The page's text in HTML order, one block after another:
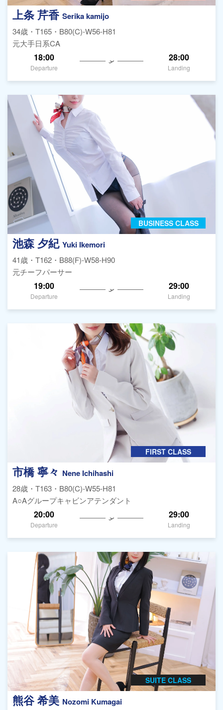
上条 芹香 Serika kamijo
34歳・T165・B80(C)-W56-H81
元大手日系CA
18:00
Departure
28:00
Landing
BUSINESS CLASS
池森 夕紀 Yuki Ikemori
41歳・T162・B88(F)-W58-H90
元チーフパーサー
19:00
Departure
29:00
Landing
FIRST CLASS
市橋 寧々 Nene Ichihashi
28歳・T163・B80(C)-W55-H81
A○Aグループキャビンアテンダント
20:00
Departure
29:00
Landing
SUITE CLASS
熊谷 希美 Nozomi Kumagai